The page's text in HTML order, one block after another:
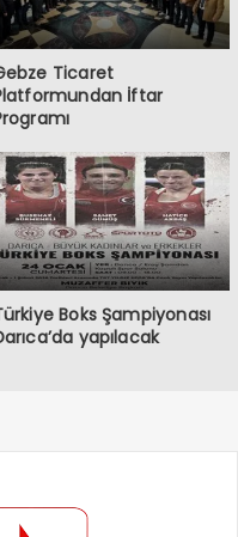
Ticaret
İftar
Boks Şampiyonası
yapılacak